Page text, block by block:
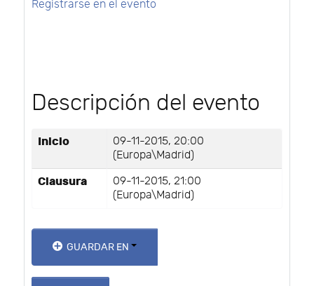
Registrarse en el evento
Descripción del evento
Inicio
09-11-2015, 20:00
(Europa\Madrid)
Clausura
09-11-2015, 21:00
(Europa\Madrid)
GUARDAR EN